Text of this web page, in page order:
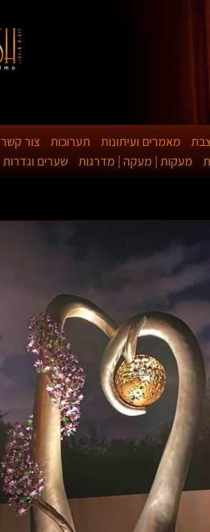
מאמרים ועיתונות תערוכות
צור קשר
מעקות | מעקה | מדרגות שערים וגדרות